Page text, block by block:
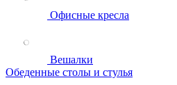
Офисные кресла
Вешалки
Обеденные столы и стулья